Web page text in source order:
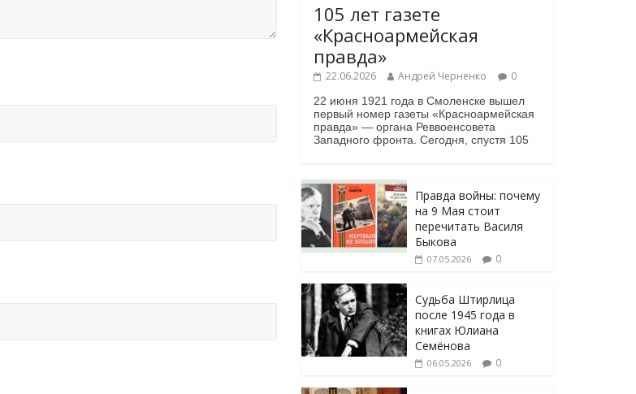
105 лет газете
«Красноармейская
правда»
22.06.2026 Андрей Черненко 0
22 июня 1921 года в Смоленске вышел
первый номер газеты «Красноармейская
правда» — органа Реввоенсовета
Западного фронта. Сегодня, спустя 105
Правда войны: почему
на 9 Мая стоит
перечитать Василя
Быкова
07.05.2026 0
Судьба Штирлица
после 1945 года в
книгах Юлиана
Семёнова
06.05.2026 0